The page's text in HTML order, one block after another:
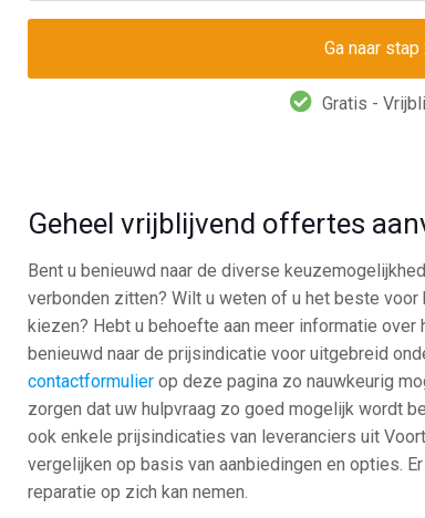
Gratis -
Geheel vrijblijvend offertes
Bent u benieuwd naar de diverse
verbonden zitten? Wilt u weten of u het beste
kiezen? Hebt u behoefte aan meer informatie
benieuwd naar de prijsindicatie voor uitgebreid
contactformulierop deze pagina zo nauwkeurig
zorgen dat uw hulpvraag zo goed mogelijk wordt
ook enkele prijsindicaties van leveranciers uit
vergelijken op basis van aanbiedingen en opties.
reparatie op zich kan nemen.